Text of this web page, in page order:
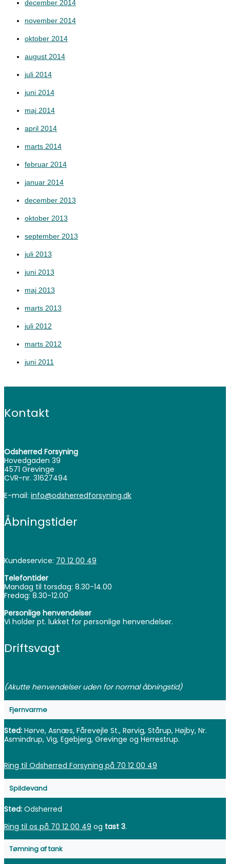
december 2014
november 2014
oktober 2014
august 2014
juli 2014
juni 2014
maj 2014
april 2014
marts 2014
februar 2014
januar 2014
december 2013
oktober 2013
september 2013
juli 2013
juni 2013
maj 2013
marts 2013
juli 2012
marts 2012
juni 2011
Kontakt
Odsherred Forsyning
Hovedgaden 39
4571 Grevinge
CVR-nr. 31627494
E-mail: info@odsherredforsyning.dk
Åbningstider
Kundeservice: 70 12 00 49
Telefontider
Mandag til torsdag: 8.30-14.00
Fredag: 8.30-12.00
Personlige henvendelser
Vi holder pt. lukket for personlige henvendelser.
Driftsvagt
(Akutte henvendelser uden for normal åbningstid)
Fjernvarme
Sted: Hørve, Asnæs, Fårevejle St., Rørvig, Stårup, Højby, Nr.
Asmindrup, Vig, Egebjerg, Grevinge og Herrestrup.
Ring til Odsherred Forsyning på 70 12 00 49
Spildevand
Sted: Odsherred
Ring til os på 70 12 00 49 og tast 3.
Tømning af tank